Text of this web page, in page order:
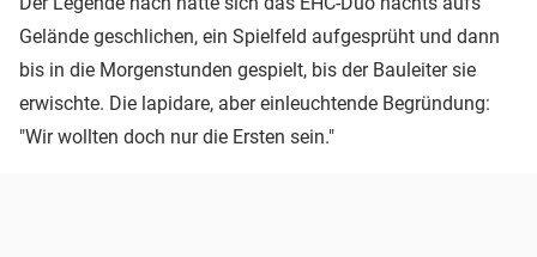
Gelände geschlichen, ein Spielfeld aufgesprüht und dann
bis in die Morgenstunden gespielt, bis der Bauleiter sie
erwischte. Die lapidare, aber einleuchtende Begründung:
"Wir wollten doch nur die Ersten sein."